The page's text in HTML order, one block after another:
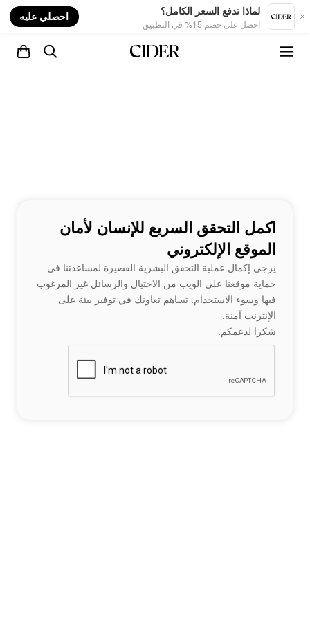
لماذا تدفع السعر الكامل؟
احصل على خصم 15% في التطبيق
احصلي عليه
اكمل التحقق السريع للإنسان لأمان
الموقع الإلكتروني
يرجى إكمال عملية التحقق البشرية القصيرة لمساعدتنا في
حماية موقعنا على الويب من الاحتيال والرسائل غير المرغوب
فيها وسوء الاستخدام. تساهم تعاونك في توفير بيئة على
الإنترنت آمنة.
شكرا لدعمكم.